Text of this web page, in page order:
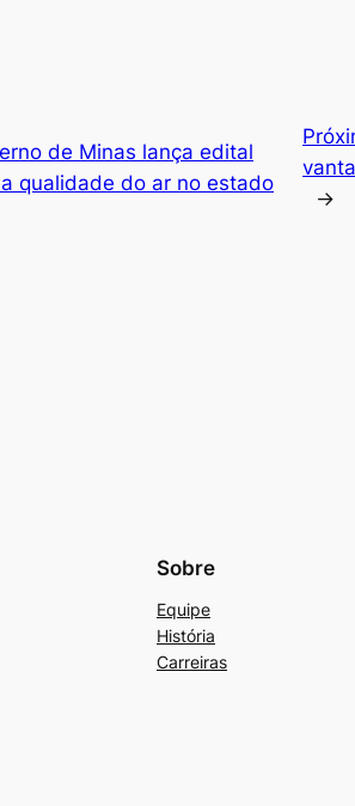
de Minas lança edital
qualidade do ar no estado
→
Sobre
Equipe
História
Carreiras